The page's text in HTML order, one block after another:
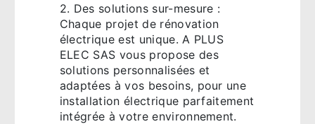
2. Des solutions sur-mesure :
Chaque projet de rénovation
électrique est unique. A PLUS
ELEC SAS vous propose des
solutions personnalisées et
adaptées à vos besoins, pour une
installation électrique parfaitement
intégrée à votre environnement.